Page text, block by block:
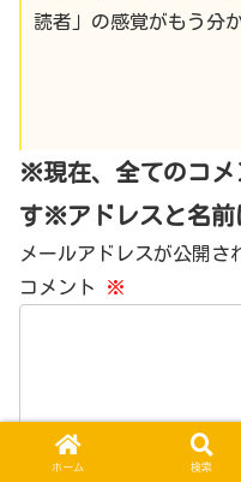
読者」の感覚がもう分
※現在、全てのコメ
す※アドレスと名前
メールアドレスが公開さ
コメント
※
ホーム 検索